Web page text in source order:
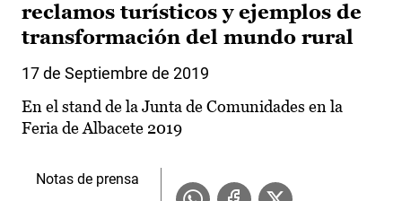
reclamos turísticos y ejemplos de
transformación del mundo rural
17 de Septiembre de 2019
En el stand de la Junta de Comunidades en la
Feria de Albacete 2019
Notas de prensa